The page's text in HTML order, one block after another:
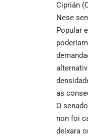
Ciprián
Nese
Popular
as
O
non foi
deixara